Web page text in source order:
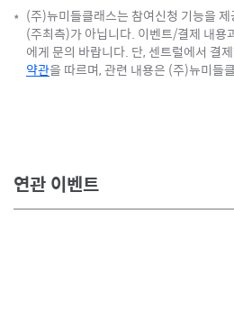
* (주)뉴미들클래스는 참여신청 기능을
(주최측)가 아닙니다. 이벤트/결제 내용
에게 문의 바랍니다. 단, 센트럴에서 결
약관을 따르며, 관련 내용은 (주)뉴미들
연관 이벤트